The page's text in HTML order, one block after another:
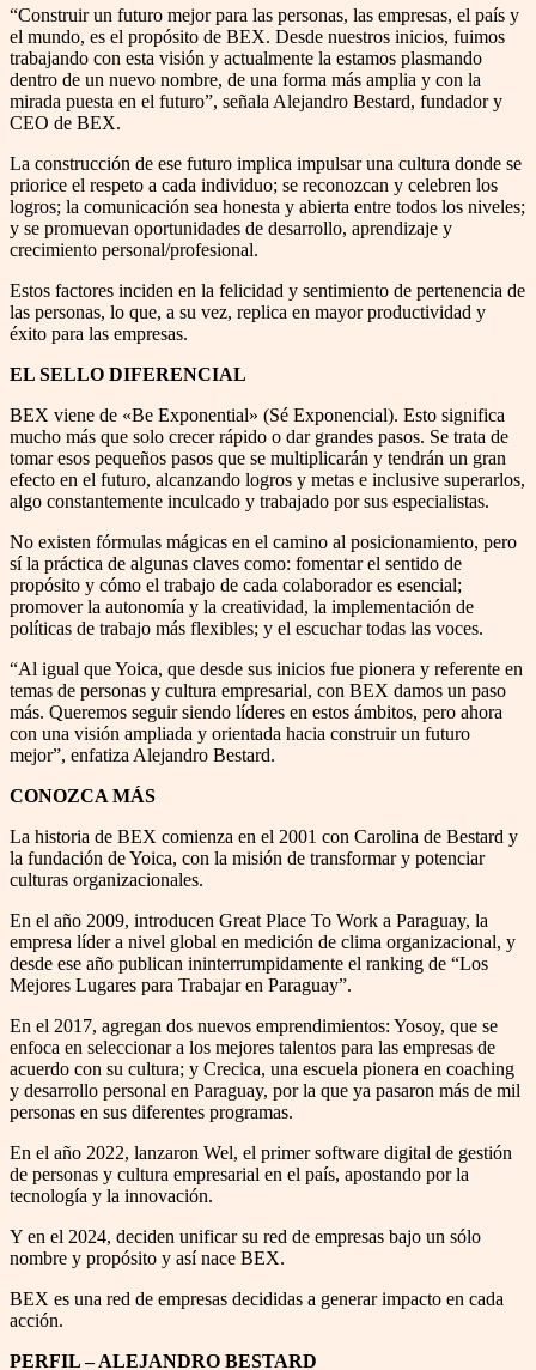
“Construir un futuro mejor para las personas, las empresas, el país y
el mundo, es el propósito de BEX. Desde nuestros inicios, fuimos
trabajando con esta visión y actualmente la estamos plasmando
dentro de un nuevo nombre, de una forma más amplia y con la
mirada puesta en el futuro”, señala Alejandro Bestard, fundador y
CEO de BEX.
La construcción de ese futuro implica impulsar una cultura donde se
priorice el respeto a cada individuo; se reconozcan y celebren los
logros; la comunicación sea honesta y abierta entre todos los niveles;
y se promuevan oportunidades de desarrollo, aprendizaje y
crecimiento personal/profesional.
Estos factores inciden en la felicidad y sentimiento de pertenencia de
las personas, lo que, a su vez, replica en mayor productividad y
éxito para las empresas.
EL SELLO DIFERENCIAL
BEX viene de «Be Exponential» (Sé Exponencial). Esto significa
mucho más que solo crecer rápido o dar grandes pasos. Se trata de
tomar esos pequeños pasos que se multiplicarán y tendrán un gran
efecto en el futuro, alcanzando logros y metas e inclusive superarlos,
algo constantemente inculcado y trabajado por sus especialistas.
No existen fórmulas mágicas en el camino al posicionamiento, pero
sí la práctica de algunas claves como: fomentar el sentido de
propósito y cómo el trabajo de cada colaborador es esencial;
promover la autonomía y la creatividad, la implementación de
políticas de trabajo más flexibles; y el escuchar todas las voces.
“Al igual que Yoica, que desde sus inicios fue pionera y referente en
temas de personas y cultura empresarial, con BEX damos un paso
más. Queremos seguir siendo líderes en estos ámbitos, pero ahora
con una visión ampliada y orientada hacia construir un futuro
mejor”, enfatiza Alejandro Bestard.
CONOZCA MÁS
La historia de BEX comienza en el 2001 con Carolina de Bestard y
la fundación de Yoica, con la misión de transformar y potenciar
culturas organizacionales.
En el año 2009, introducen Great Place To Work a Paraguay, la
empresa líder a nivel global en medición de clima organizacional, y
desde ese año publican ininterrumpidamente el ranking de “Los
Mejores Lugares para Trabajar en Paraguay”.
En el 2017, agregan dos nuevos emprendimientos: Yosoy, que se
enfoca en seleccionar a los mejores talentos para las empresas de
acuerdo con su cultura; y Crecica, una escuela pionera en coaching
y desarrollo personal en Paraguay, por la que ya pasaron más de mil
personas en sus diferentes programas.
En el año 2022, lanzaron Wel, el primer software digital de gestión
de personas y cultura empresarial en el país, apostando por la
tecnología y la innovación.
Y en el 2024, deciden unificar su red de empresas bajo un sólo
nombre y propósito y así nace BEX.
BEX es una red de empresas decididas a generar impacto en cada
acción.
PERFIL – ALEJANDRO BESTARD